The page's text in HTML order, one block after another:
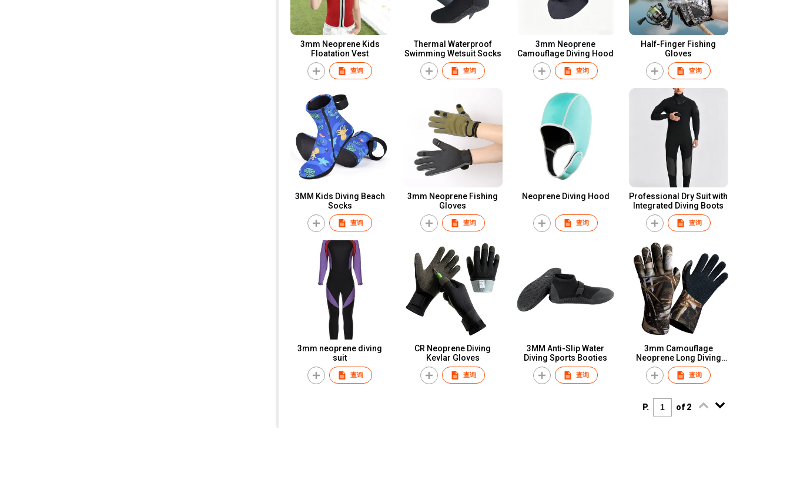
3mm Neoprene Kids
Floatation Vest
查询
Thermal Waterproof
Swimming Wetsuit Socks
查询
3mm Neoprene
Camouflage Diving Hood
查询
Half-Finger Fishing
Gloves
查询
3MM Kids Diving Beach
Socks
查询
3mm Neoprene Fishing
Gloves
查询
Neoprene Diving Hood
查询
Professional Dry Suit with
Integrated Diving Boots
查询
3mm neoprene diving
suit
查询
CR Neoprene Diving
Kevlar Gloves
查询
3MM Anti-Slip Water
Diving Sports Booties
查询
3mm Camouflage
Neoprene Long Diving
Full Finger Gloves
查询
P. of 2